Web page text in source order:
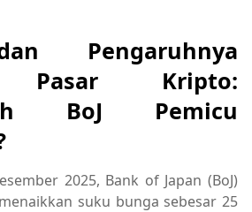
Pengaruhnya
Pasar Kripto:
BoJ Pemicu
2025, Bank of Japan (BoJ)
suku bunga sebesar 25